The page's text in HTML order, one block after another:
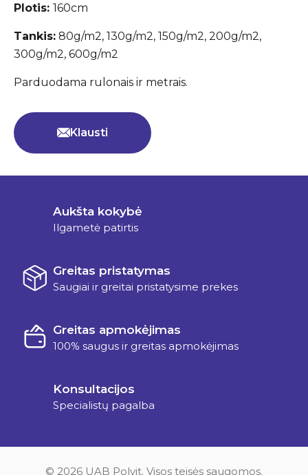
Plotis: 160cm
Tankis: 80g/m2, 130g/m2, 150g/m2, 200g/m2,
300g/m2, 600g/m2
Parduodama rulonais ir metrais.
Klausti
Aukšta kokybė
Ilgametė patirtis
Greitas pristatymas
Saugiai ir greitai pristatysime prekes
Greitas apmokėjimas
100% saugus ir greitas apmokėjimas
Konsultacijos
Specialistų pagalba
© 2026 UAB Polvit. Visos teisės saugomos.